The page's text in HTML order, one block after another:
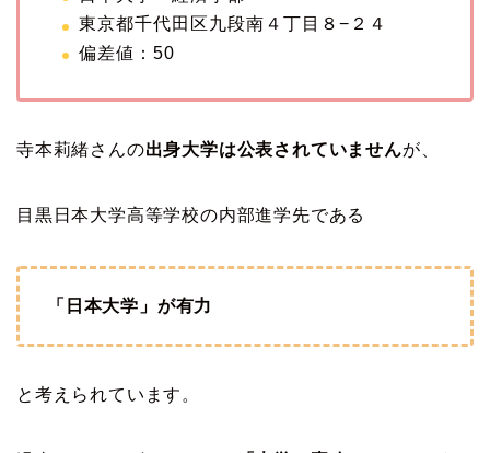
東京都千代田区九段南４丁目８−２４
偏差値：50
寺本莉緒さんの出身大学は公表されていませんが、
目黒日本大学高等学校の内部進学先である
「日本大学」が有力
と考えられています。